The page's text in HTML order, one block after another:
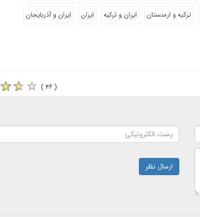
ترکیه و ارمنستان ایران و ترکیه ایران
ایران و آذربایجان
( ۴۶ )
ارسال نظر